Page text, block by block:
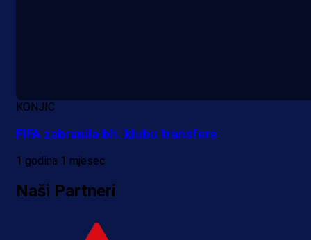
ponudu
1 dan 5 h
Više vijesti
KONJIC
FIFA zabranila bh. klubu transfere
1 godina 1 mjesec
Naši Partneri